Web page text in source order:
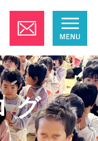
グ